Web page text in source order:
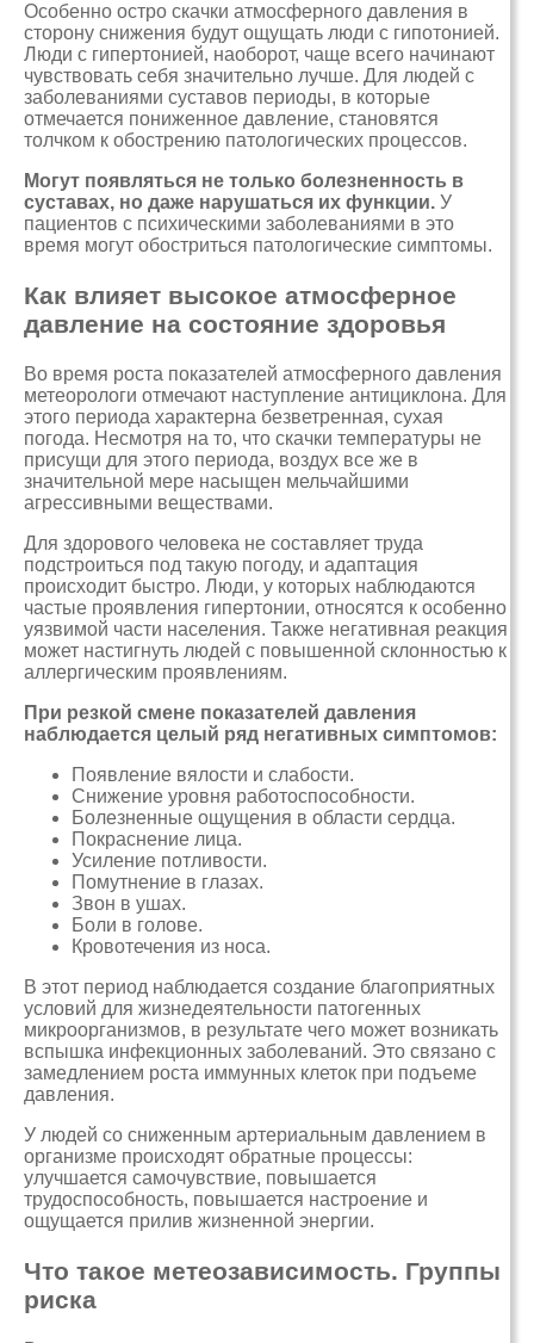
Особенно остро скачки атмосферного давления в
сторону снижения будут ощущать люди с гипотонией.
Люди с гипертонией, наоборот, чаще всего начинают
чувствовать себя значительно лучше. Для людей с
заболеваниями суставов периоды, в которые
отмечается пониженное давление, становятся
толчком к обострению патологических процессов.
Могут появляться не только болезненность в
суставах, но даже нарушаться их функции. У
пациентов с психическими заболеваниями в это
время могут обостриться патологические симптомы.
Как влияет высокое атмосферное
давление на состояние здоровья
Во время роста показателей атмосферного давления
метеорологи отмечают наступление антициклона. Для
этого периода характерна безветренная, сухая
погода. Несмотря на то, что скачки температуры не
присущи для этого периода, воздух все же в
значительной мере насыщен мельчайшими
агрессивными веществами.
Для здорового человека не составляет труда
подстроиться под такую погоду, и адаптация
происходит быстро. Люди, у которых наблюдаются
частые проявления гипертонии, относятся к особенно
уязвимой части населения. Также негативная реакция
может настигнуть людей с повышенной склонностью к
аллергическим проявлениям.
При резкой смене показателей давления
наблюдается целый ряд негативных симптомов:
Появление вялости и слабости.
Снижение уровня работоспособности.
Болезненные ощущения в области сердца.
Покраснение лица.
Усиление потливости.
Помутнение в глазах.
Звон в ушах.
Боли в голове.
Кровотечения из носа.
В этот период наблюдается создание благоприятных
условий для жизнедеятельности патогенных
микроорганизмов, в результате чего может возникать
вспышка инфекционных заболеваний. Это связано с
замедлением роста иммунных клеток при подъеме
давления.
У людей со сниженным артериальным давлением в
организме происходят обратные процессы:
улучшается самочувствие, повышается
трудоспособность, повышается настроение и
ощущается прилив жизненной энергии.
Что такое метеозависимость. Группы
риска